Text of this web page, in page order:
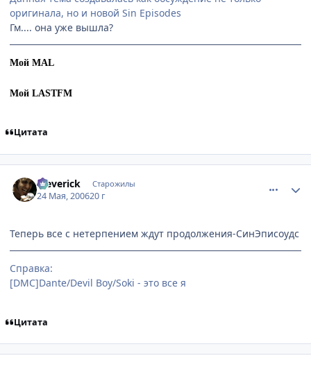
оригинала, но и новой Sin Episodes
Гм.... она уже вышла?
Мой MAL
Мой LASTFM
Цитата
Meverick Старожилы
24 Мая, 200620 г
Теперь все с нетерпением ждут продолжения-СинЭписоудс
Справка:
[DMC]Dante/Devil Boy/Soki - это все я
Цитата